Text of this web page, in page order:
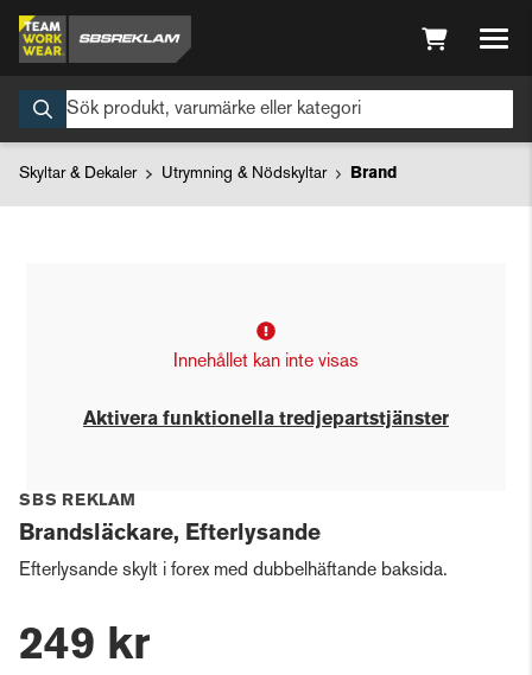
Skyltar & Dekaler Utrymning & Nödskyltar Brand
Innehållet kan inte visas
Aktivera funktionella tredjepartstjänster
SBS REKLAM
Brandsläckare, Efterlysande
Efterlysande skylt i forex med dubbelhäftande baksida.
249 kr